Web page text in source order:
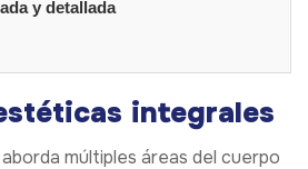
y detallada
integrales
aborda múltiples áreas del cuerpo